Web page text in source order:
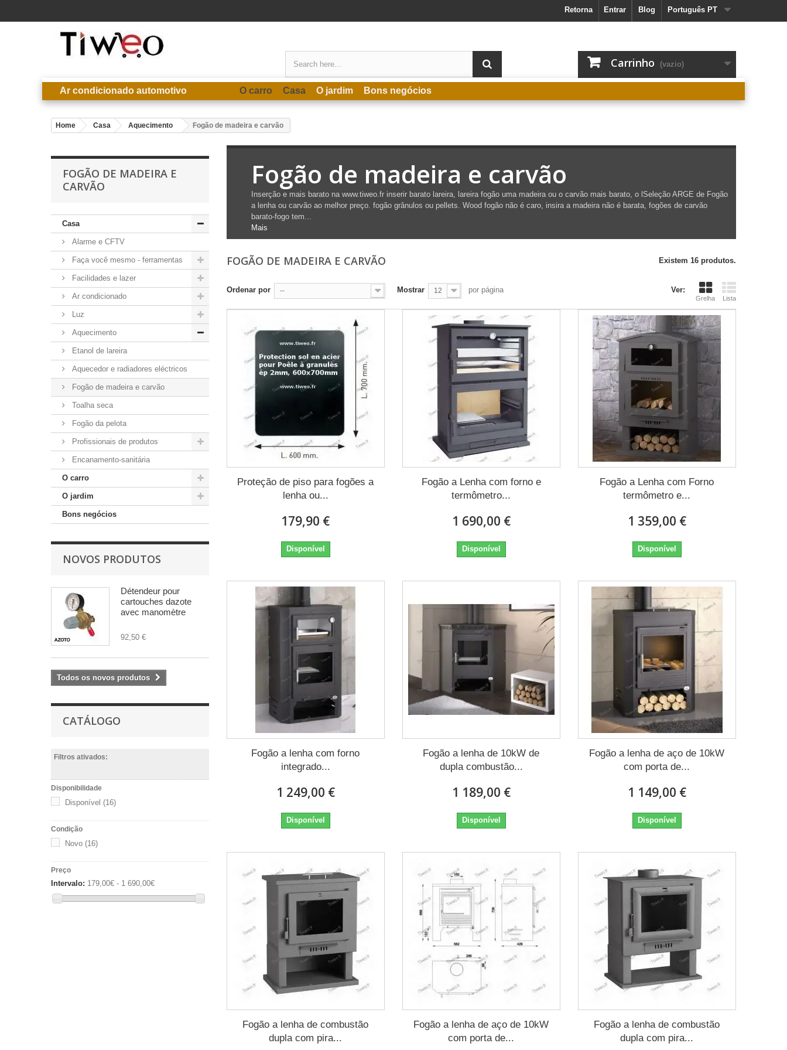
Português PT
Blog
Entrar
Retorna
Carrinho (vazio)
Ar condicionado automotivo O carro Casa O jardim Bons negócios
Home Casa Aquecimento Fogão de madeira e carvão
FOGÃO DE MADEIRA E
CARVÃO
Casa
Alarme e CFTV
Faça você mesmo - ferramentas
Facilidades e lazer
Ar condicionado
Luz
Aquecimento
Etanol de lareira
Aquecedor e radiadores eléctricos
Fogão de madeira e carvão
Toalha seca
Fogão da pelota
Profissionais de produtos
Encanamento-sanitária
O carro
O jardim
Bons negócios
NOVOS PRODUTOS
Détendeur pour
cartouches dazote
avec manomètre
92,50 €
Todos os novos produtos
CATÁLOGO
Filtros ativados:
Disponibilidade
Disponível (16)
Condição
Novo (16)
Preço
Intervalo: 179,00€ - 1 690,00€
Fogão de madeira e carvão
Inserção e mais barato na www.tiweo.fr inserir barato lareira, lareira fogão uma madeira ou o carvão mais barato, o l Seleção ARGE de Fogão
a lenhaou carvão ao melhor preço. fogão grânulos ou pellets. Wood fogão não é caro, insira a madeira não é barata, fogões de carvão
barato-fogo tem...
Mais
FOGÃO DE MADEIRA E CARVÃO Existem 16 produtos.
Ver:
Grelha Lista
Ordenar por -- Mostrar 12 por página
Proteção de piso para fogões a
lenha ou...
179,90 €
Disponível
Fogão a Lenha com forno e
termômetro...
1 690,00 €
Disponível
Fogão a Lenha com Forno
termômetro e...
1 359,00 €
Disponível
Fogão a lenha com forno
integrado...
1 249,00 €
Disponível
Fogão a lenha de 10kW de
dupla combustão...
1 189,00 €
Disponível
Fogão a lenha de aço de 10kW
com porta de...
1 149,00 €
Disponível
Fogão a lenha de combustão
dupla com pira...
Fogão a lenha de aço de 10kW
com porta de...
Fogão a lenha de combustão
dupla com pira...